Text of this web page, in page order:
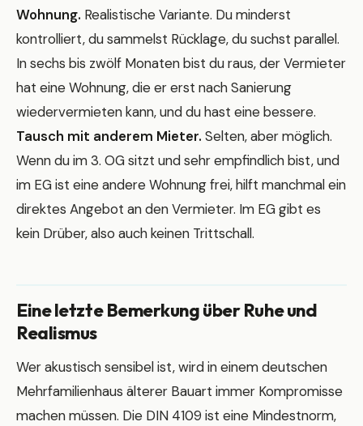
Wohnung. Realistische Variante. Du minderst
kontrolliert, du sammelst Rücklage, du suchst parallel.
In sechs bis zwölf Monaten bist du raus, der Vermieter
hat eine Wohnung, die er erst nach Sanierung
wiedervermieten kann, und du hast eine bessere.
Tausch mit anderem Mieter. Selten, aber möglich.
Wenn du im 3. OG sitzt und sehr empfindlich bist, und
im EG ist eine andere Wohnung frei, hilft manchmal ein
direktes Angebot an den Vermieter. Im EG gibt es
kein Drüber, also auch keinen Trittschall.
Eine letzte Bemerkung über Ruhe und
Realismus
Wer akustisch sensibel ist, wird in einem deutschen
Mehrfamilienhaus älterer Bauart immer Kompromisse
machen müssen. Die DIN 4109 ist eine Mindestnorm,